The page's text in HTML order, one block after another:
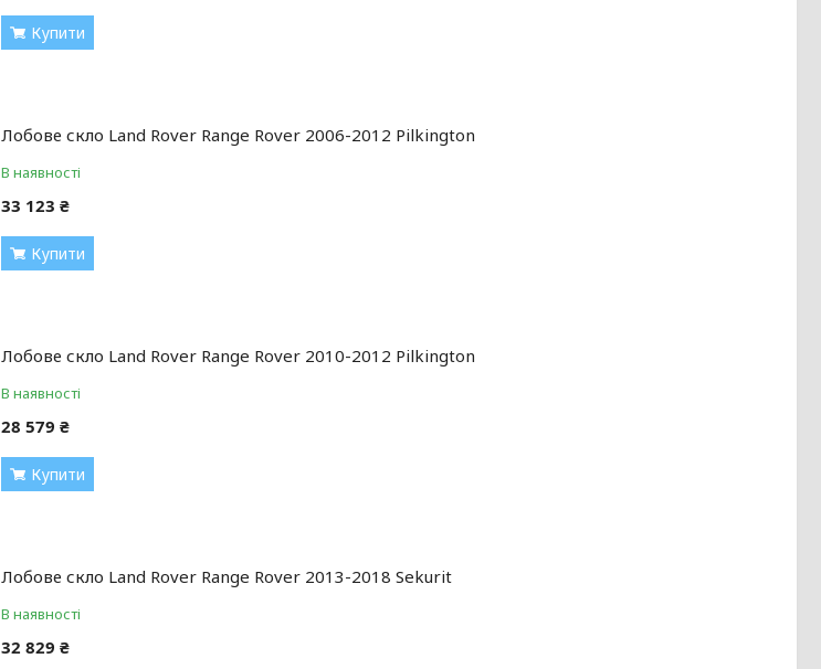
Купити
Лобове скло Land Rover Range Rover 2006-2012 Pilkington
В наявності
33 123 ₴
Купити
Лобове скло Land Rover Range Rover 2010-2012 Pilkington
В наявності
28 579 ₴
Купити
Лобове скло Land Rover Range Rover 2013-2018 Sekurit
В наявності
32 829 ₴